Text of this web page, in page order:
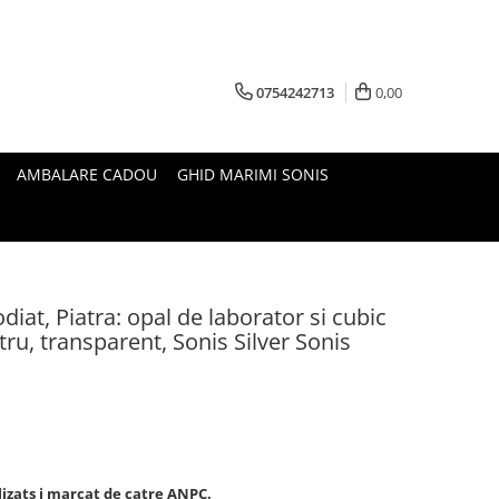
0754242713 0,00
AMBALARE CADOU GHID MARIMI SONIS
Piatra: opal de laborator si cubic
transparent, Sonis Silver Sonis
i marcat de catre ANPC.